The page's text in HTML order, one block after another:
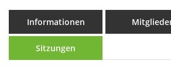
Informationen
Sitzungen